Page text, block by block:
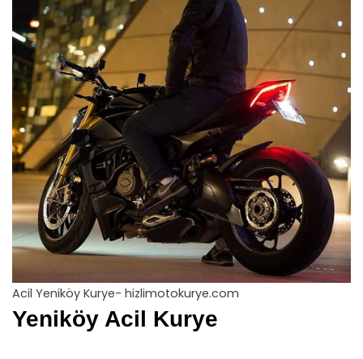
Acil Yeniköy Kurye- hizlimotokurye.com
Yeniköy Acil Kurye